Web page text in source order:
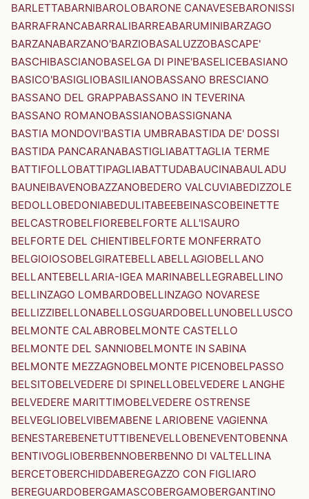
BARLETTABARNIBAROLOBARONE CANAVESEBARONISSI
BARRAFRANCABARRALIBARREABARUMINIBARZAGO
BARZANABARZANO'BARZIOBASALUZZOBASCAPE'
BASCHIBASCIANOBASELGA DI PINE'BASELICEBASIANO
BASICO'BASIGLIOBASILIANOBASSANO BRESCIANO
BASSANO DEL GRAPPABASSANO IN TEVERINA
BASSANO ROMANOBASSIANOBASSIGNANA
BASTIA MONDOVI'BASTIA UMBRABASTIDA DE' DOSSI
BASTIDA PANCARANABASTIGLIABATTAGLIA TERME
BATTIFOLLOBATTIPAGLIABATTUDABAUCINABAULADU
BAUNEIBAVENOBAZZANOBEDERO VALCUVIABEDIZZOLE
BEDOLLOBEDONIABEDULITABEEBEINASCOBEINETTE
BELCASTROBELFIOREBELFORTE ALL'ISAURO
BELFORTE DEL CHIENTIBELFORTE MONFERRATO
BELGIOIOSOBELGIRATEBELLABELLAGIOBELLANO
BELLANTEBELLARIA-IGEA MARINABELLEGRABELLINO
BELLINZAGO LOMBARDOBELLINZAGO NOVARESE
BELLIZZIBELLONABELLOSGUARDOBELLUNOBELLUSCO
BELMONTE CALABROBELMONTE CASTELLO
BELMONTE DEL SANNIOBELMONTE IN SABINA
BELMONTE MEZZAGNOBELMONTE PICENOBELPASSO
BELSITOBELVEDERE DI SPINELLOBELVEDERE LANGHE
BELVEDERE MARITTIMOBELVEDERE OSTRENSE
BELVEGLIOBELVIBEMABENE LARIOBENE VAGIENNA
BENESTAREBENETUTTIBENEVELLOBENEVENTOBENNA
BENTIVOGLIOBERBENNOBERBENNO DI VALTELLINA
BERCETOBERCHIDDABEREGAZZO CON FIGLIARO
BEREGUARDOBERGAMASCOBERGAMOBERGANTINO